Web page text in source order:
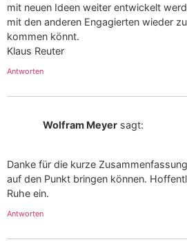
mit neuen Ideen weiter entwickelt
mit den anderen Engagierten wieder
kommen könnt.
Klaus Reuter
Antworten
Wolfram Meyer sagt:
Danke für die kurze
auf den Punkt bringen können.
Ruhe ein.
Antworten